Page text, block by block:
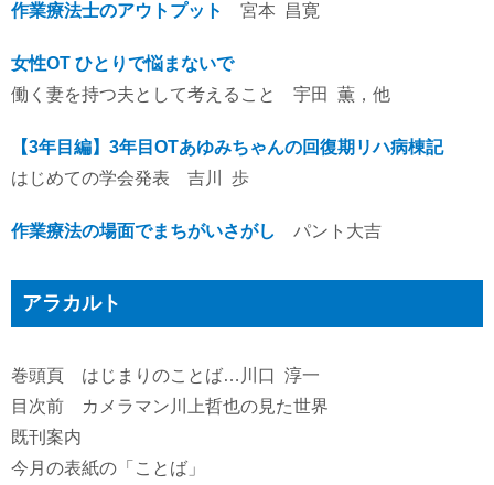
作業療法士のアウトプット 宮本 昌寛
女性OT ひとりで悩まないで
働く妻を持つ夫として考えること 宇田 薫，他
【3年目編】3年目OTあゆみちゃんの回復期リハ病棟記
はじめての学会発表 吉川 歩
作業療法の場面でまちがいさがし パント大吉
アラカルト
巻頭頁 はじまりのことば…川口 淳一
目次前 カメラマン川上哲也の見た世界
既刊案内
今月の表紙の「ことば」